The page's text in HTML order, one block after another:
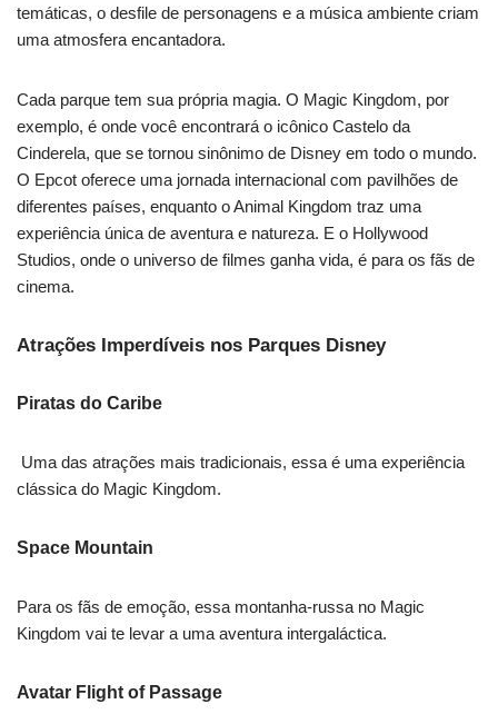
temáticas, o desfile de personagens e a música ambiente criam
uma atmosfera encantadora.
Cada parque tem sua própria magia. O Magic Kingdom, por
exemplo, é onde você encontrará o icônico Castelo da
Cinderela, que se tornou sinônimo de Disney em todo o mundo.
O Epcot oferece uma jornada internacional com pavilhões de
diferentes países, enquanto o Animal Kingdom traz uma
experiência única de aventura e natureza. E o Hollywood
Studios, onde o universo de filmes ganha vida, é para os fãs de
cinema.
Atrações Imperdíveis nos Parques Disney
Piratas do Caribe
Uma das atrações mais tradicionais, essa é uma experiência
clássica do Magic Kingdom.
Space Mountain
Para os fãs de emoção, essa montanha-russa no Magic
Kingdom vai te levar a uma aventura intergaláctica.
Avatar Flight of Passage